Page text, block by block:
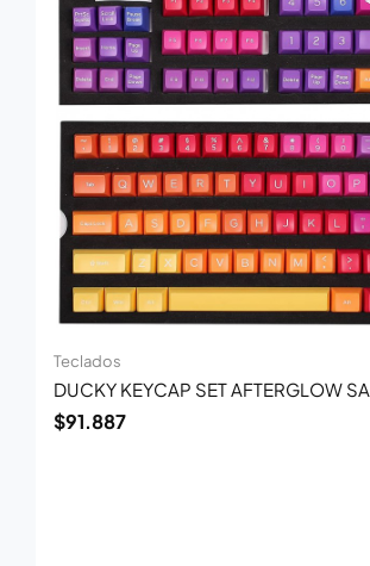
Teclados
DUCKY KEYCAP SET AFTERGLOW SA
$91.887